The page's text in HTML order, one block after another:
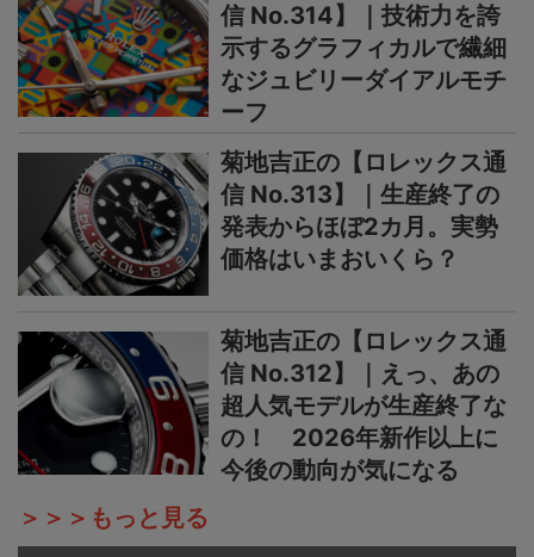
信 No.314】｜技術力を誇
示するグラフィカルで繊細
なジュビリーダイアルモチ
ーフ
菊地吉正の【ロレックス通
信 No.313】｜生産終了の
発表からほぼ2カ月。実勢
価格はいまおいくら？
菊地吉正の【ロレックス通
信 No.312】｜えっ、あの
超人気モデルが生産終了な
の！ 2026年新作以上に
今後の動向が気になる
＞＞＞もっと見る